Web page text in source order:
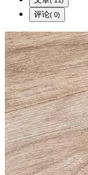
评论 ( 0)